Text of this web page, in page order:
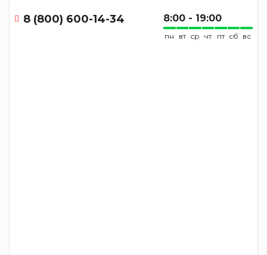
8 (800) 600-14-34 8:00 - 19:00
пн вт ср чт пт сб вс